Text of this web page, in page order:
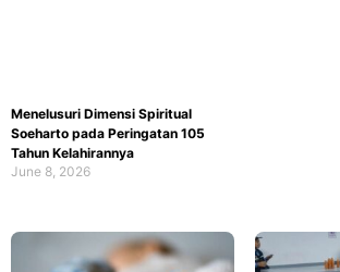
Menelusuri Dimensi Spiritual
Soeharto pada Peringatan 105
Tahun Kelahirannya
June 8, 2026